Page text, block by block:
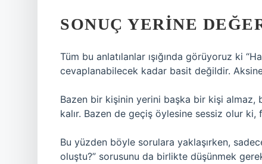
SONUÇ YERINE
Tüm bu anlatılanlar ışığında görüyoruz ki
cevaplanabilecek kadar basit değildir.
Bazen bir kişinin yerini başka bir kişi almaz,
kalır. Bazen de geçiş öylesine sessiz olur
Bu yüzden böyle sorulara yaklaşırken,
oluştu?” sorusunu da birlikte düşünmek